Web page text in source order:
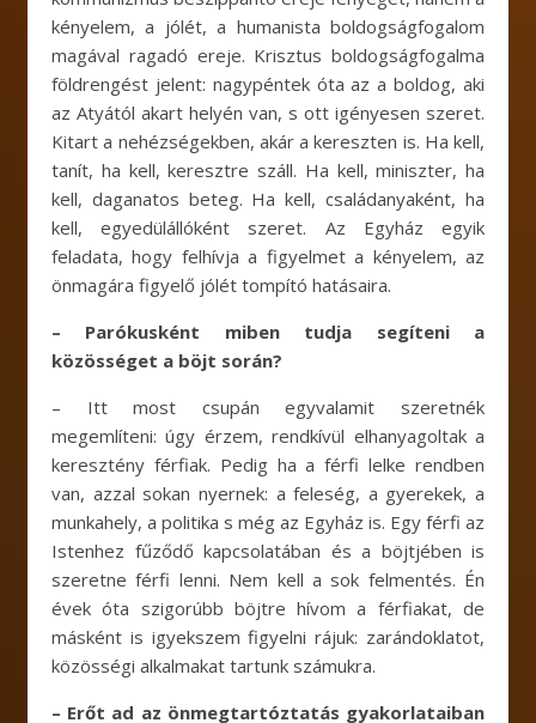
kényelem, a jólét, a humanista boldogságfogalom
magával ragadó ereje. Krisztus boldogságfogalma
földrengést jelent: nagypéntek óta az a boldog, aki
az Atyától akart helyén van, s ott igényesen szeret.
Kitart a nehézségekben, akár a kereszten is. Ha kell,
tanít, ha kell, keresztre száll. Ha kell, miniszter, ha
kell, daganatos beteg. Ha kell, családanyaként, ha
kell, egyedülállóként szeret. Az Egyház egyik
feladata, hogy felhívja a figyelmet a kényelem, az
önmagára figyelő jólét tompító hatásaira.
– Parókusként miben tudja segíteni a
közösséget a böjt során?
– Itt most csupán egyvalamit szeretnék
megemlíteni: úgy érzem, rendkívül elhanyagoltak a
keresztény férfiak. Pedig ha a férfi lelke rendben
van, azzal sokan nyernek: a feleség, a gyerekek, a
munkahely, a politika s még az Egyház is. Egy férfi az
Istenhez fűződő kapcsolatában és a böjtjében is
szeretne férfi lenni. Nem kell a sok felmentés. Én
évek óta szigorúbb böjtre hívom a férfiakat, de
másként is igyekszem figyelni rájuk: zarándoklatot,
közösségi alkalmakat tartunk számukra.
– Erőt ad az önmegtartóztatás gyakorlataiban